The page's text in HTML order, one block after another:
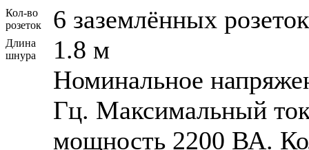
Кол-во
розеток
6 заземлённых
Длина
шнура
1.8 м
Номинальное
Гц. Максимальный
мощность 2200 ВА.